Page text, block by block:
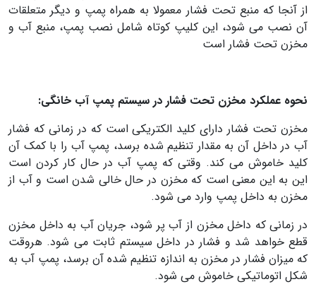
از آنجا که منبع تحت فشار معمولا به همراه پمپ و دیگر متعلقات
آن نصب می شود، این کلیپ کوتاه شامل نصب پمپ، منبع آب و
مخزن تحت فشار است
نحوه عملکرد مخزن تحت فشار در سیستم پمپ آب خانگی:
مخزن تحت فشار دارای کلید الکتریکی است که در زمانی که فشار
آب در داخل آن به مقدار تنظیم شده برسد، پمپ آب را با کمک آن
کلید خاموش می کند. وقتی که پمپ آب در حال کار کردن است
این به این معنی است که مخزن در حال خالی شدن است و آب از
مخزن به داخل پمپ وارد می شود.
در زمانی که داخل مخزن از آب پر شود، جریان آب به داخل مخزن
قطع خواهد شد و فشار در داخل سیستم ثابت می شود. هروقت
که میزان فشار در مخزن به اندازه تنظیم شده آن برسد، پمپ آب به
شکل اتوماتیکی خاموش می شود.